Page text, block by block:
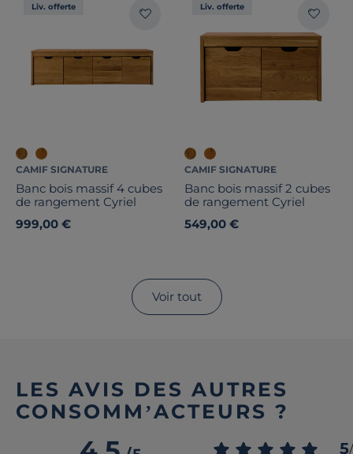
Liv. offerte
CAMIF SIGNATURE
Banc bois massif 4 cubes
de rangement Cyriel
999,00 €
Liv. offerte
CAMIF SIGNATURE
Banc bois massif 2 cubes
de rangement Cyriel
549,00 €
Voir tout
LES AVIS DES AUTRES
CONSOMM’ACTEURS ?
5/